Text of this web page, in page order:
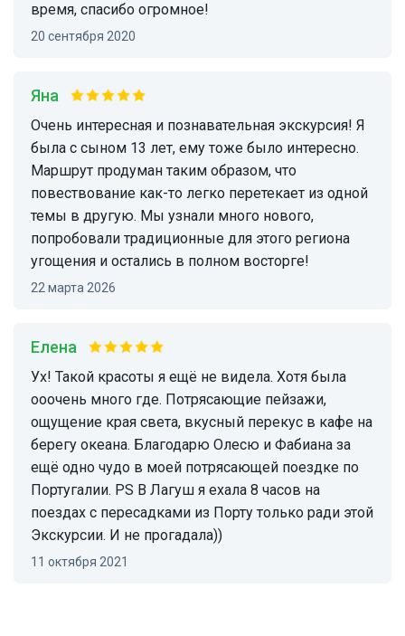
время, спасибо огромное!
20 сентября 2020
Яна
Очень интересная и познавательная экскурсия! Я
была с сыном 13 лет, ему тоже было интересно.
Маршрут продуман таким образом, что
повествование как-то легко перетекает из одной
темы в другую. Мы узнали много нового,
попробовали традиционные для этого региона
угощения и остались в полном восторге!
22 марта 2026
Елена
Ух! Такой красоты я ещё не видела. Хотя была
ооочень много где. Потрясающие пейзажи,
ощущение края света, вкусный перекус в кафе на
берегу океана. Благодарю Олесю и Фабиана за
ещё одно чудо в моей потрясающей поездке по
Португалии. PS В Лагуш я ехала 8 часов на
поездах с пересадками из Порту только ради этой
Экскурсии. И не прогадала))
11 октября 2021